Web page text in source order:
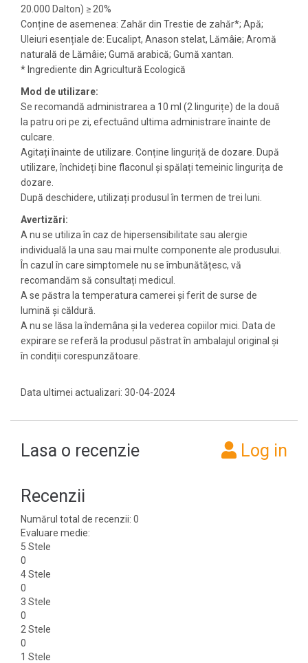
20.000 Dalton) ≥ 20%
Conține de asemenea: Zahăr din Trestie de zahăr*; Apă;
Uleiuri esențiale de: Eucalipt, Anason stelat, Lămâie; Aromă
naturală de Lămâie; Gumă arabică; Gumă xantan.
* Ingrediente din Agricultură Ecologică
Mod de utilizare:
Se recomandă administrarea a 10 ml (2 lingurițe) de la două
la patru ori pe zi, efectuând ultima administrare înainte de
culcare.
Agitați înainte de utilizare. Conține linguriță de dozare. După
utilizare, închideți bine flaconul și spălați temeinic lingurița de
dozare.
După deschidere, utilizați produsul în termen de trei luni.
Avertizări:
A nu se utiliza în caz de hipersensibilitate sau alergie
individuală la una sau mai multe componente ale produsului.
În cazul în care simptomele nu se îmbunătățesc, vă
recomandăm să consultați medicul.
A se păstra la temperatura camerei și ferit de surse de
lumină și căldură.
A nu se lăsa la îndemâna și la vederea copiilor mici. Data de
expirare se referă la produsul păstrat în ambalajul original și
în condiții corespunzătoare.
Data ultimei actualizari: 30-04-2024
Lasa o recenzie Log in
Recenzii
Numărul total de recenzii: 0
Evaluare medie:
5 Stele
0
4 Stele
0
3 Stele
0
2 Stele
0
1 Stele